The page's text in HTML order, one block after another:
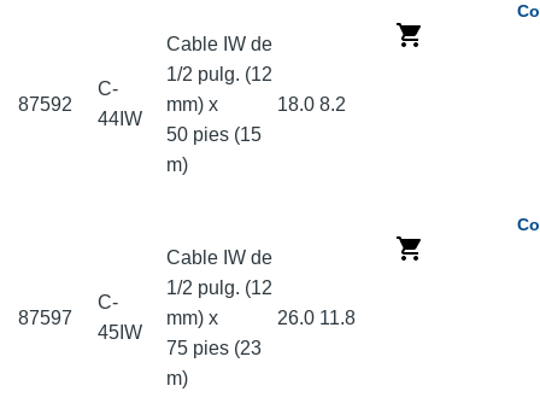
87592
C-
44IW
Cable IW de
1/2 pulg. (12
mm) x
50 pies (15
m)
18.0 8.2
87597
C-
45IW
Cable IW de
1/2 pulg. (12
mm) x
75 pies (23
m)
26.0 11.8